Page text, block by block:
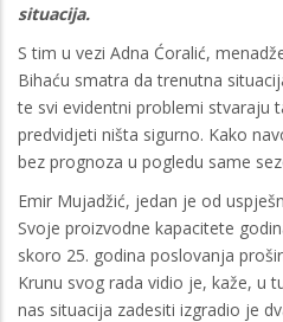
situacija.
S tim u vezi Adna Ćoralić,
Bihaću smatra da trenutna
te svi evidentni problemi stvaraju
predvidjeti ništa sigurno. Kako
bez prognoza u pogledu same
Emir Mujadžić, jedan je od
Svoje proizvodne kapacitete
skoro 25. godina poslovanja
Krunu svog rada vidio je, kaže, u
nas situacija zadesiti izgradio je